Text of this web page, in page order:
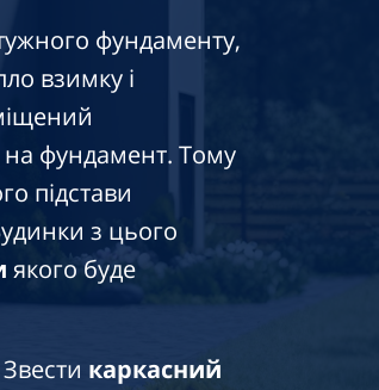
фундаменту,
взимку і
на фундамент. Тому
підстави
з цього
якого буде
каркасний